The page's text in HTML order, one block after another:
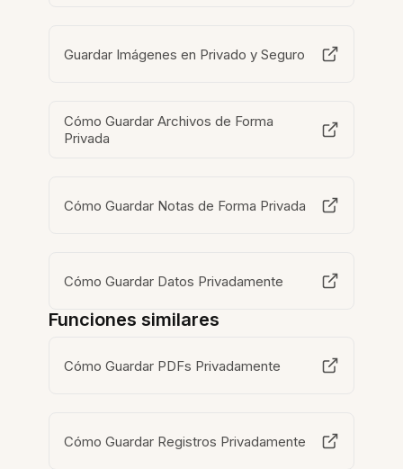
Guardar Imágenes en Privado y Seguro
Cómo Guardar Archivos de Forma
Privada
Cómo Guardar Notas de Forma Privada
Cómo Guardar Datos Privadamente
Funciones similares
Cómo Guardar PDFs Privadamente
Cómo Guardar Registros Privadamente